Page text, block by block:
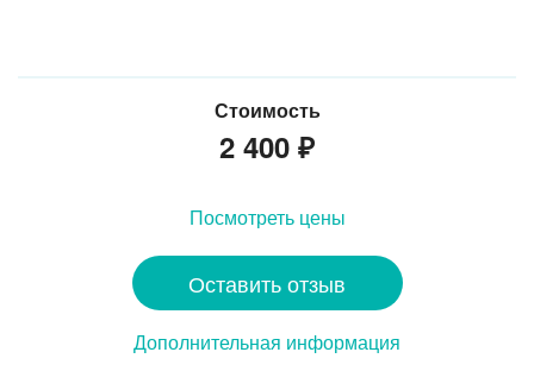
Стоимость
2 400 ₽
Посмотреть цены
Оставить отзыв
Дополнительная информация